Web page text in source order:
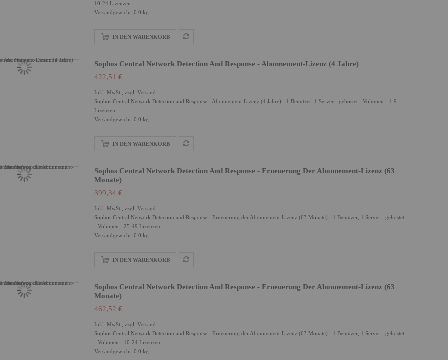
10-24 Lizenzen
Versandgewicht: 0.0 kg
IN DEN WARENKORB
Sophos Central Network Detection And Response - Abonnement-Lizenz (4 Jahre)
422,51 €
Inkl. MwSt., zzgl. Versand
Sophos Central Network Detection and Response - Abonnement-Lizenz (4 Jahre) - 1 Benutzer, 1 Server - gehostet - Volumen - 1-9
Lizenzen
Versandgewicht: 0.0 kg
IN DEN WARENKORB
Sophos Central Network Detection And Response - Erneuerung Der Abonnement-Lizenz (63
Monate)
399,34 €
Inkl. MwSt., zzgl. Versand
Sophos Central Network Detection and Response - Erneuerung der Abonnement-Lizenz (63 Monate) - 1 Benutzer, 1 Server - gehostet
- Volumen - 25-49 Lizenzen
Versandgewicht: 0.0 kg
IN DEN WARENKORB
Sophos Central Network Detection And Response - Erneuerung Der Abonnement-Lizenz (63
Monate)
462,52 €
Inkl. MwSt., zzgl. Versand
Sophos Central Network Detection and Response - Erneuerung der Abonnement-Lizenz (63 Monate) - 1 Benutzer, 1 Server - gehostet
- Volumen - 10-24 Lizenzen
Versandgewicht: 0.0 kg